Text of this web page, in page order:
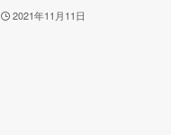
2021年11月11日